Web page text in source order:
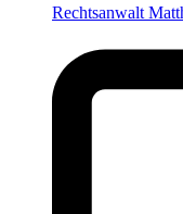
Rechtsanwalt